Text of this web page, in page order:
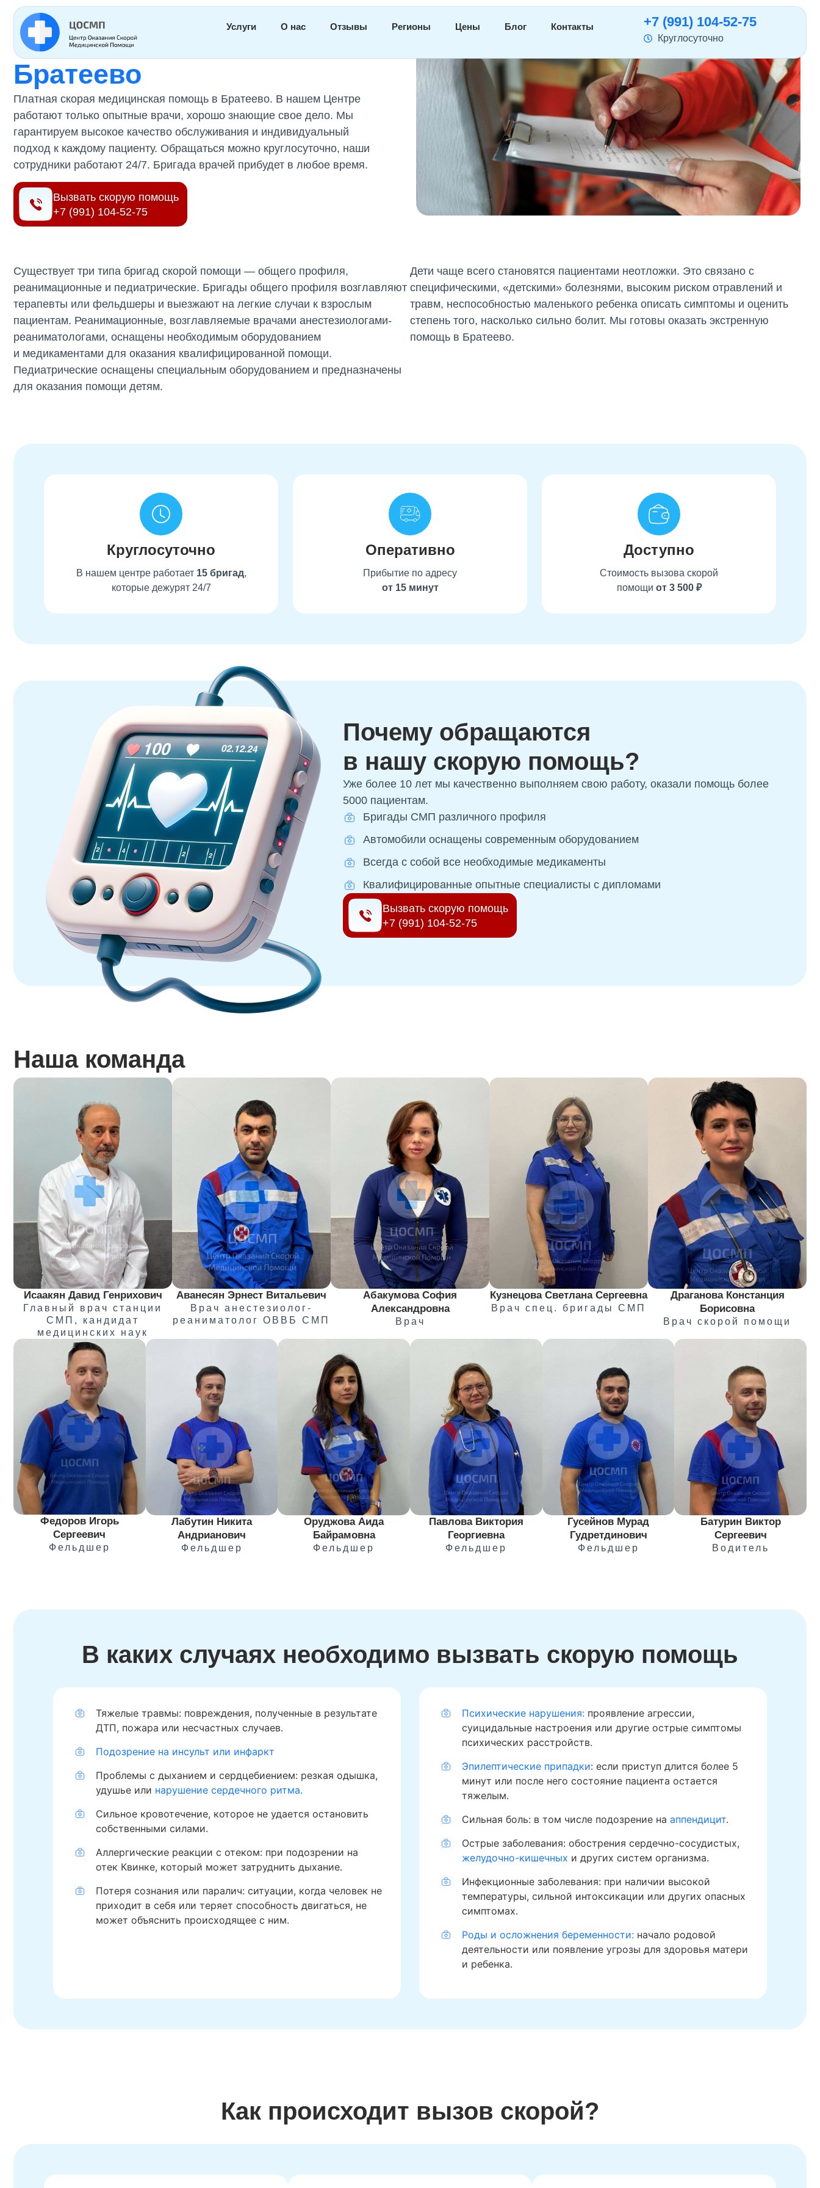
Услуги О нас Отзывы Регионы Цены Блог Контакты +7 (991) 104-52-75
Круглосуточно
Главная »
Платная скорая помощь
Братеево
Платная скорая медицинская помощь в Братеево. В нашем Центре
работают только опытные врачи, хорошо знающие свое дело. Мы
гарантируем высокое качество обслуживания и индивидуальный
подход к каждому пациенту. Обращаться можно круглосуточно, наши
сотрудники работают 24/7. Бригада врачей прибудет в любое время.
Вызвать скорую помощь
+7 (991) 104-52-75
Существует три типа бригад скорой помощи — общего профиля,
реанимационные и педиатрические. Бригады общего профиля возглавляют
терапевты или фельдшеры и выезжают на легкие случаи к взрослым
пациентам. Реанимационные, возглавляемые врачами анестезиологами-
реаниматологами, оснащены необходимым оборудованием
и медикаментами для оказания квалифицированной помощи.
Педиатрические оснащены специальным оборудованием и предназначены
для оказания помощи детям.
Дети чаще всего становятся пациентами неотложки. Это связано с
специфическими, «детскими» болезнями, высоким риском отравлений и
травм, неспособностью маленького ребенка описать симптомы и оценить
степень того, насколько сильно болит. Мы готовы оказать экстренную
помощь в Братеево.
Круглосуточно
В нашем центре работает 15 бригад,
которые дежурят 24/7
Оперативно
Прибытие по адресу
от 15 минут
Доступно
Стоимость вызова скорой
помощи от 3 500 ₽
Почему обращаются
в нашу скорую помощь?
Уже более 10 лет мы качественно выполняем свою работу, оказали помощь более
5000 пациентам.
Бригады СМП различного профиля
Автомобили оснащены современным оборудованием
Всегда с собой все необходимые медикаменты
Квалифицированные опытные специалисты с дипломами
Вызвать скорую помощь
+7 (991) 104-52-75
Наша команда
Исаакян Давид Генрихович
Главный врач станции
СМП, кандидат
медицинских наук
Аванесян Эрнест Витальевич
Врач анестезиолог-
реаниматолог ОВВБ СМП
Абакумова София
Александровна
Врач
Кузнецова Светлана Сергеевна
Врач спец. бригады СМП
Драганова Констанция
Борисовна
Врач скорой помощи
Федоров Игорь
Сергеевич
Фельдшер
Лабутин Никита
Андрианович
Фельдшер
Оруджова Аида
Байрамовна
Фельдшер
Павлова Виктория
Георгиевна
Фельдшер
Гусейнов Мурад
Гудретдинович
Фельдшер
Батурин Виктор
Сергеевич
Водитель
В каких случаях необходимо вызвать скорую помощь
Тяжелые травмы: повреждения, полученные в результате
ДТП, пожара или несчастных случаев.
Подозрение на инсульт или инфаркт
Проблемы с дыханием и сердцебиением: резкая одышка,
удушье или нарушение сердечного ритма.
Сильное кровотечение, которое не удается остановить
собственными силами.
Аллергические реакции с отеком: при подозрении на
отек Квинке, который может затруднить дыхание.
Потеря сознания или паралич: ситуации, когда человек не
приходит в себя или теряет способность двигаться, не
может объяснить происходящее с ним.
Психические нарушения: проявление агрессии,
суицидальные настроения или другие острые симптомы
психических расстройств.
Эпилептические припадки: если приступ длится более 5
минут или после него состояние пациента остается
тяжелым.
Сильная боль: в том числе подозрение на аппендицит.
Острые заболевания: обострения сердечно-сосудистых,
желудочно-кишечных и других систем организма.
Инфекционные заболевания: при наличии высокой
температуры, сильной интоксикации или других опасных
симптомах.
Роды и осложнения беременности: начало родовой
деятельности или появление угрозы для здоровья матери
и ребенка.
Как происходит вызов скорой?